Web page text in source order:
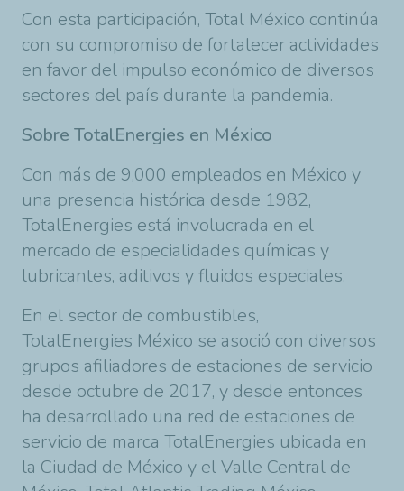
Con esta participación, Total México continúa
con su compromiso de fortalecer actividades
en favor del impulso económico de diversos
sectores del país durante la pandemia.
Sobre TotalEnergies en México
Con más de 9,000 empleados en México y
una presencia histórica desde 1982,
TotalEnergies está involucrada en el
mercado de especialidades químicas y
lubricantes, aditivos y fluidos especiales.
En el sector de combustibles,
TotalEnergies México se asoció con diversos
grupos afiliadores de estaciones de servicio
desde octubre de 2017, y desde entonces
ha desarrollado una red de estaciones de
servicio de marca TotalEnergies ubicada en
la Ciudad de México y el Valle Central de